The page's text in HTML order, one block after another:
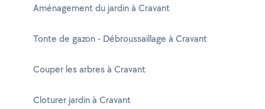
Aménagement du jardin à Cravant
Tonte de gazon - Débroussaillage à Cravant
Couper les arbres à Cravant
Cloturer jardin à Cravant